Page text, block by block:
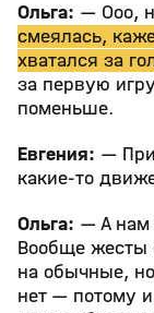
Ольга: — Ооо,
смеялась,
хватался за
за первую
поменьше.
Евгения: —
какие-то
Ольга: — А нам
Вообще жесты
на обычные,
нет — потому